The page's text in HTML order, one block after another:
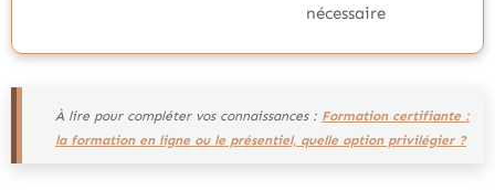
nécessaire
À lire pour compléter vos connaissances : Formation certifiante :
la formation en ligne ou le présentiel, quelle option privilégier ?